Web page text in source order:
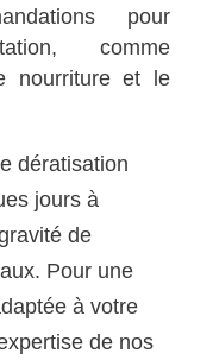
pour
comme
nourriture et le
dératisation
jours à
de
Pour une
à votre
de nos